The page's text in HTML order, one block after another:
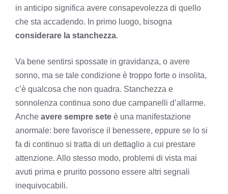
in anticipo significa avere consapevolezza di quello
che sta accadendo. In primo luogo, bisogna
considerare la stanchezza.
Va bene sentirsi spossate in gravidanza, o avere
sonno, ma se tale condizione è troppo forte o insolita,
c’è qualcosa che non quadra. Stanchezza e
sonnolenza continua sono due campanelli d’allarme.
Anche avere sempre sete è una manifestazione
anormale: bere favorisce il benessere, eppure se lo si
fa di continuo si tratta di un dettaglio a cui prestare
attenzione. Allo stesso modo, problemi di vista mai
avuti prima e prurito possono essere altri segnali
inequivocabili.